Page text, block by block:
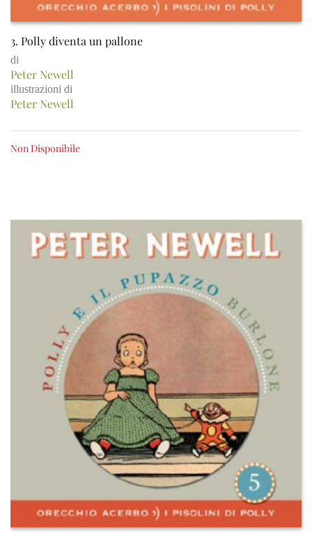
3. Polly diventa un pallone
di
Peter Newell
illustrazioni di
Peter Newell
Non Disponibile